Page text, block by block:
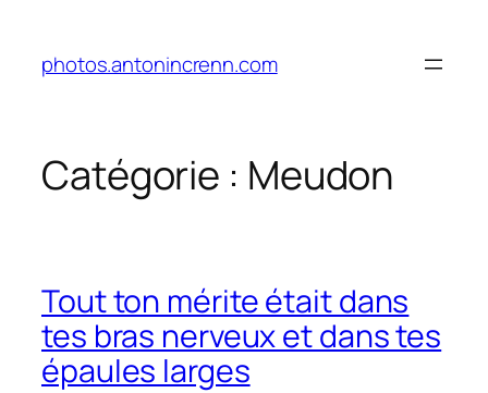
contenu
photos.antonincrenn.com
Catégorie : Meudon
Tout ton mérite était dans
tes bras nerveux et dans tes
épaules larges